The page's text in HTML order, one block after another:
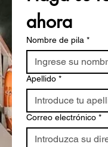
ahora
Nombre de pila *
Apellido *
Correo electrónico *